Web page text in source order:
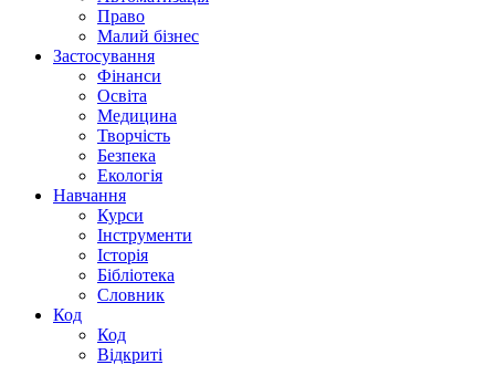
Право
Малий бізнес
Застосування
Фінанси
Освіта
Медицина
Творчість
Безпека
Екологія
Навчання
Курси
Інструменти
Історія
Бібліотека
Словник
Код
Код
Відкриті